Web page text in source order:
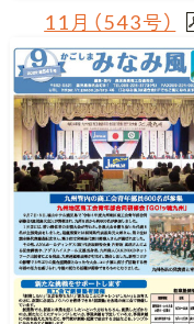
11月（543号）